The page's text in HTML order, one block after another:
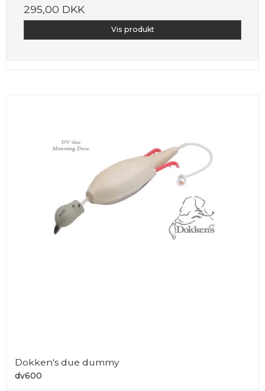
295,00 DKK
Vis produkt
Dokken's due dummy
dv600